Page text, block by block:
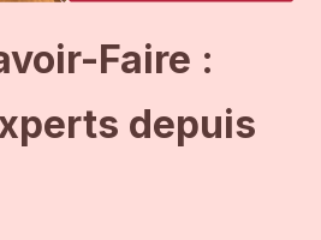
Faire :
depuis